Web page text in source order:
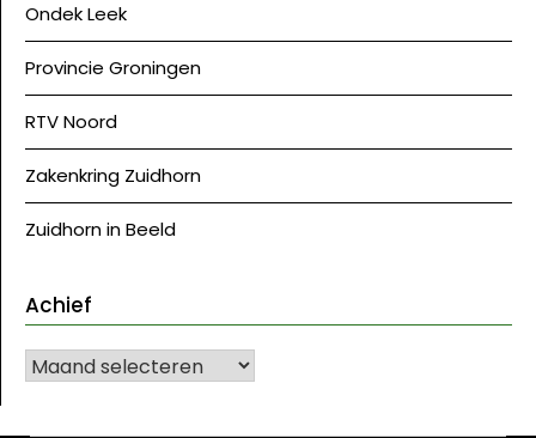
Ondek Leek
Provincie Groningen
RTV Noord
Zakenkring Zuidhorn
Zuidhorn in Beeld
Achief
Achief